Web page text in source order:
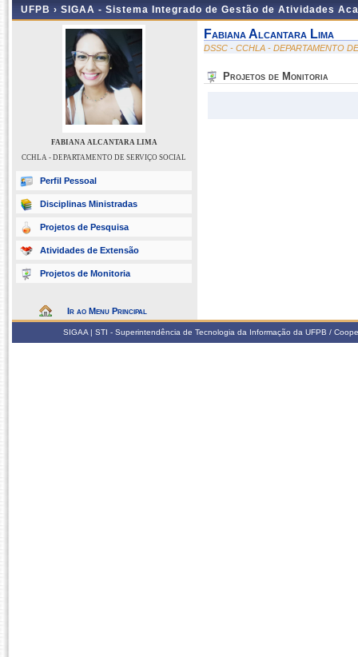
UFPB › SIGAA - Sistema Integrado de Gestão de Atividades
FABIANA ALCANTARA LIMA
CCHLA - DEPARTAMENTO DE SERVIÇO SOCIAL
Perfil Pessoal
Disciplinas Ministradas
Projetos de Pesquisa
Atividades de Extensão
Projetos de Monitoria
Ir ao Menu Principal
Fabiana Alcantara Lima
DSSC - CCHLA - DEPARTAMENTO
Projetos de Monitoria
SIGAA | STI - Superintendência de Tecnologia da Informação da UFPB /